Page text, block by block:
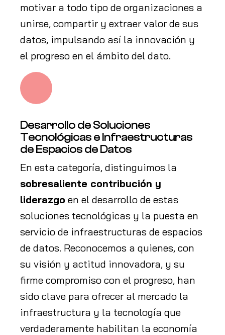
motivar a todo tipo de organizaciones a
unirse, compartir y extraer valor de sus
datos, impulsando así la innovación y
el progreso en el ámbito del dato.
Desarrollo de Soluciones
Tecnológicas e Infraestructuras
de Espacios de Datos
En esta categoría, distinguimos la
sobresaliente contribución y
liderazgo en el desarrollo de estas
soluciones tecnológicas y la puesta en
servicio de infraestructuras de espacios
de datos. Reconocemos a quienes, con
su visión y actitud innovadora, y su
firme compromiso con el progreso, han
sido clave para ofrecer al mercado la
infraestructura y la tecnología que
verdaderamente habilitan la economía